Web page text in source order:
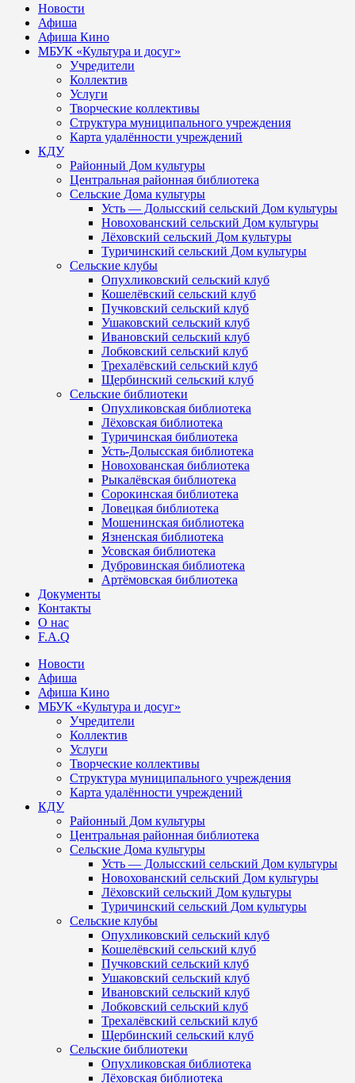
Новости
Афиша
Афиша Кино
МБУК «Культура и досуг»
Учредители
Коллектив
Услуги
Творческие коллективы
Структура муниципального учреждения
Карта удалённости учреждений
КДУ
Районный Дом культуры
Центральная районная библиотека
Сельские Дома культуры
Усть — Долысский сельский Дом культуры
Новохованский сельский Дом культуры
Лёховский сельский Дом культуры
Туричинский сельский Дом культуры
Сельские клубы
Опухликовский сельский клуб
Кошелёвский сельский клуб
Пучковский сельский клуб
Ушаковский сельский клуб
Ивановский сельский клуб
Лобковский сельский клуб
Трехалёвский сельский клуб
Щербинский сельский клуб
Сельские библиотеки
Опухликовская библиотека
Лёховская библиотека
Туричинская библиотека
Усть-Долысская библиотека
Новохованская библиотека
Рыкалёвская библиотека
Сорокинская библиотека
Ловецкая библиотека
Мошенинская библиотека
Язненская библиотека
Усовская библиотека
Дубровинская библиотека
Артёмовская библиотека
Документы
Контакты
О нас
F.A.Q
Новости
Афиша
Афиша Кино
МБУК «Культура и досуг»
Учредители
Коллектив
Услуги
Творческие коллективы
Структура муниципального учреждения
Карта удалённости учреждений
КДУ
Районный Дом культуры
Центральная районная библиотека
Сельские Дома культуры
Усть — Долысский сельский Дом культуры
Новохованский сельский Дом культуры
Лёховский сельский Дом культуры
Туричинский сельский Дом культуры
Сельские клубы
Опухликовский сельский клуб
Кошелёвский сельский клуб
Пучковский сельский клуб
Ушаковский сельский клуб
Ивановский сельский клуб
Лобковский сельский клуб
Трехалёвский сельский клуб
Щербинский сельский клуб
Сельские библиотеки
Опухликовская библиотека
Лёховская библиотека